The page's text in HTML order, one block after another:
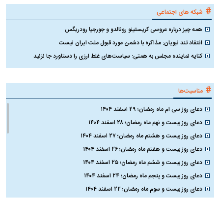
# شبکه های اجتماعی
همه چیز درباره عروسی کریستینو رونالدو و جورجیا رودریگس
انتقاد تند نبویان: مذاکره با دشمن مورد قبول ملت ایران نیست
کنایه نماینده مجلس به همتی: سیاست‌های غلط ارزی را دستاورد جا نزنید
# مناسبت‌ها
دعای روز سی ام ماه رمضان؛ ۲۹ اسفند ۱۴۰۴
دعای روز بیست و نهم ماه رمضان؛ ۲۸ اسفند ۱۴۰۴
دعای روز بیست و هشتم ماه رمضان؛ ۲۷ اسفند ۱۴۰۴
دعای روز بیست و هفتم ماه رمضان؛ ۲۶ اسفند ۱۴۰۴
دعای روز بیست و ششم ماه رمضان؛ ۲۵ اسفند ۱۴۰۴
دعای روز بیست و پنجم ماه رمضان؛ ۲۴ اسفند ۱۴۰۴
دعای روز بیست و سوم ماه رمضان؛ ۲۲ اسفند ۱۴۰۴